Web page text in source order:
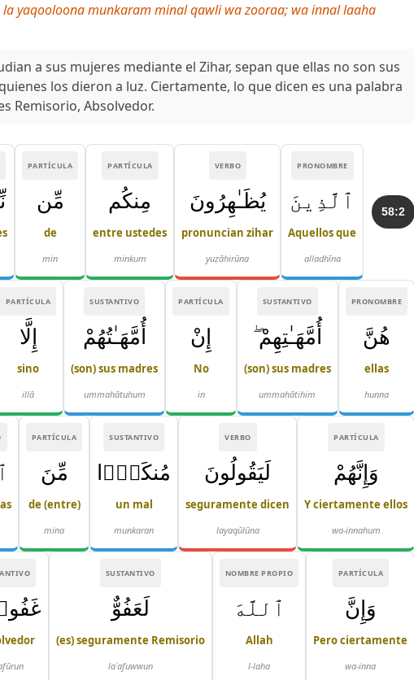
yaqooloona munkaram minal qawli wa zooraa; wa innal laaha
a sus mujeres mediante el Zihar, sepan que ellas no son sus
los dieron a luz. Ciertamente, lo que dicen es una palabra
Remisorio, Absolvedor.
58:2
PRONOMBRE
ٱلَّذِينَ
Aquellos que
alladhīna
VERBO
يُظَـٰهِرُونَ
pronuncian zihar
yuẓāhirūna
PARTÍCULA
مِنكُم
entre ustedes
minkum
PARTÍCULA
مِّن
de
min
PRONOMBRE
هُنَّ
ellas
hunna
SUSTANTIVO
أُمَّهَـٰتِهِمْ ۖ
(son) sus madres
ummahātihim
PARTÍCULA
إِنْ
No
in
SUSTANTIVO
أُمَّهَـٰتُهُمْ
(son) sus madres
ummahātuhum
PARTÍCULA
إِلَّا
sino
illā
PARTÍCULA
وَإِنَّهُمْ
Y ciertamente ellos
wa-innahum
VERBO
لَيَقُولُونَ
seguramente dicen
layaqūlūna
SUSTANTIVO
مُنكَرًۭا
un mal
munkaran
PARTÍCULA
مِّنَ
de (entre)
mina
PARTÍCULA
وَإِنَّ
Pero ciertamente
wa-inna
NOMBRE PROPIO
ٱللَّهَ
Allah
l-laha
SUSTANTIVO
لَعَفُوٌّ
(es) seguramente Remisorio
laʿafuwwun